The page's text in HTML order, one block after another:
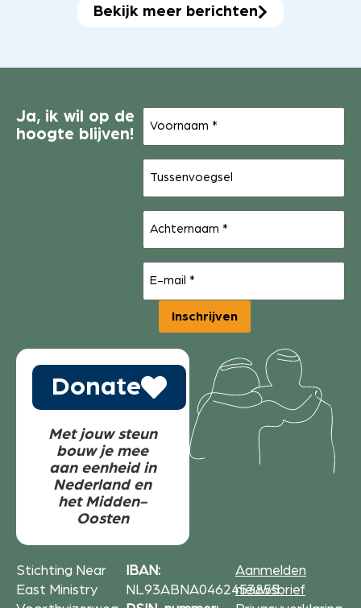
Bekijk meer berichten
Ja, ik wil op de
hoogte blijven!
Voornaam
Tussenvoegsel
Achternaam
E-
mail(Vereist)
Inschrijven
Donate
Met jouw steun
bouw je mee
aan eenheid in
Nederland en
het Midden-
Oosten
Stichting Near
East Ministry
IBAN:
NL93ABNA0462453855
Aanmelden
nieuwsbrief